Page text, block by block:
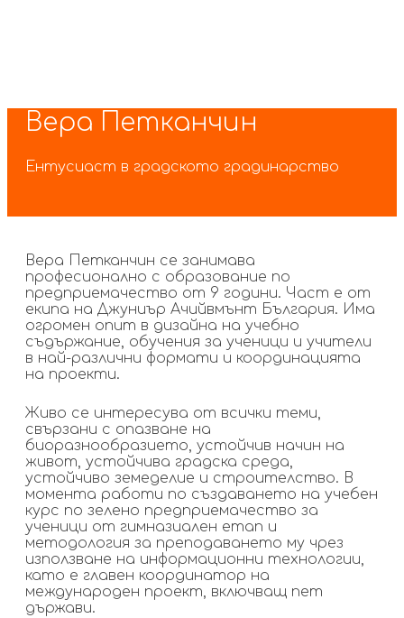
Skip
links
Skip
navigation
content
Вера Петканчин
Ентусиаст в градското градинарство
Вера Петканчин се занимава
професионално с образование по
предприемачество от 9 години. Част е от
екипа на Джуниър Ачийвмънт България. Има
огромен опит в дизайна на учебно
съдържание, обучения за ученици и учители
в най-различни формати и координацията
на проекти.
Живо се интересува от всички теми,
свързани с опазване на
биоразнообразието, устойчив начин на
живот, устойчива градска среда,
устойчиво земеделие и строителство. В
момента работи по създаването на учебен
курс по зелено предприемачество за
ученици от гимназиален етап и
методология за преподаването му чрез
използване на информационни технологии,
като е главен координатор на
международен проект, включващ пет
държави.